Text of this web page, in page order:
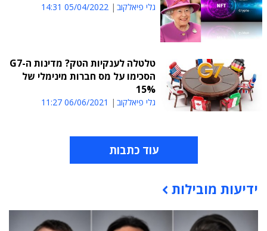
גלי פיאלקוב 05/04/2022 14:31
טלטלה לענקיות הטק? מדינות ה-G7
הסכימו על מס חברות מינימלי של
15%
גלי פיאלקוב 06/06/2021 11:27
עוד כתבות
תוכן פרסומי
ידיעות מובילות